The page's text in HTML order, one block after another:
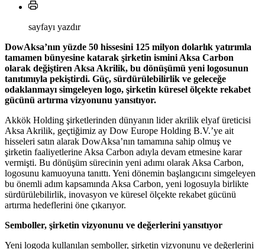
sayfayı yazdır
DowAksa’nın yüzde 50 hissesini 125 milyon dolarlık yatırımla
tamamen bünyesine katarak şirketin ismini Aksa Carbon
olarak değiştiren Aksa Akrilik, bu dönüşümü yeni logosunun
tanıtımıyla pekiştirdi. Güç, sürdürülebilirlik ve geleceğe
odaklanmayı simgeleyen logo, şirketin küresel ölçekte rekabet
gücünü artırma vizyonunu yansıtıyor.
Akkök Holding şirketlerinden dünyanın lider akrilik elyaf üreticisi
Aksa Akrilik, geçtiğimiz ay Dow Europe Holding B.V.’ye ait
hisseleri satın alarak DowAksa’nın tamamına sahip olmuş ve
şirketin faaliyetlerine Aksa Carbon adıyla devam etmesine karar
vermişti. Bu dönüşüm sürecinin yeni adımı olarak Aksa Carbon,
logosunu kamuoyuna tanıttı. Yeni dönemin başlangıcını simgeleyen
bu önemli adım kapsamında Aksa Carbon, yeni logosuyla birlikte
sürdürülebilirlik, inovasyon ve küresel ölçekte rekabet gücünü
artırma hedeflerini öne çıkarıyor.
Semboller, şirketin vizyonunu ve değerlerini yansıtıyor
Yeni logoda kullanılan semboller, şirketin vizyonunu ve değerlerini